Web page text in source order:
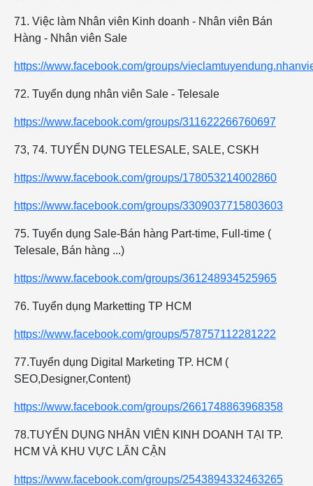
71. Việc làm Nhân viên Kinh doanh - Nhân viên Bán
Hàng - Nhân viên Sale
https://www.facebook.com/groups/
72. Tuyển dụng nhân viên Sale - Telesale
https://www.facebook.com/groups/311622266760697
73, 74. TUYỂN DỤNG TELESALE, SALE, CSKH
https://www.facebook.com/groups/178053214002860
https://www.facebook.com/groups/3309037715803603
75. Tuyển dụng Sale-Bán hàng Part-time, Full-time (
Telesale, Bán hàng ...)
https://www.facebook.com/groups/361248934525965
76. Tuyển dụng Marketting TP HCM
https://www.facebook.com/groups/578757112281222
77.Tuyển dụng Digital Marketing TP. HCM (
SEO,Designer,Content)
https://www.facebook.com/groups/2661748863968358
78.TUYỂN DỤNG NHÂN VIÊN KINH DOANH TẠI TP.
HCM VÀ KHU VỰC LÂN CẬN
https://www.facebook.com/groups/2543894332463265